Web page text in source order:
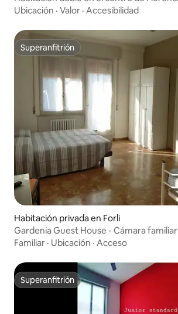
Ubicación · Valor · Accesibilidad
Superanfitrión
Superanfitrión
Habitación privada en Forli
Gardenia Guest House - Cámara familiar
Familiar · Ubicación · Acceso
Superanfitrión
Superanfitrión